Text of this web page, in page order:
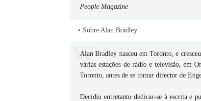
People Magazine
Sobre Alan Bradley
Alan Bradley nasceu em Toronto, e
várias estações de rádio e televisão, em
Toronto, antes de se tornar director de
Decidiu entretanto dedicar-se à escrita e